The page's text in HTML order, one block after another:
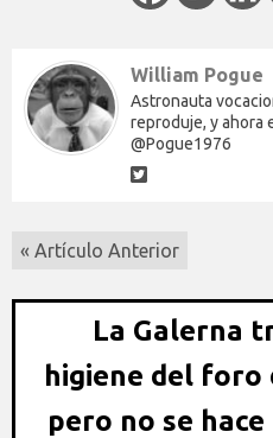
William Pogue
Astronauta
reproduje, y ahora
@Pogue1976
« Artículo Anterior
La Galerna
higiene del foro
pero no se